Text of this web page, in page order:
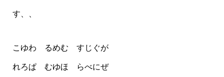
す、、
こゆわ るめむ すじぐが
れろぱ むゆほ らべにぜ